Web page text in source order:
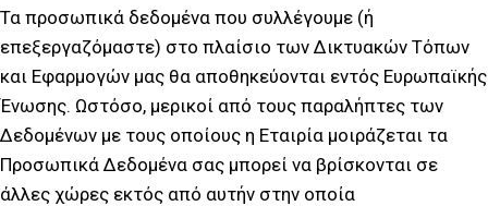
Τα προσωπικά δεδομένα που συλλέγουμε (ή
επεξεργαζόμαστε) στο πλαίσιο των Δικτυακών Τόπων
και Εφαρμογών μας θα αποθηκεύονται εντός Ευρωπαϊκής
Ένωσης. Ωστόσο, μερικοί από τους παραλήπτες των
Δεδομένων με τους οποίους η Εταιρία μοιράζεται τα
Προσωπικά Δεδομένα σας μπορεί να βρίσκονται σε
άλλες χώρες εκτός από αυτήν στην οποία